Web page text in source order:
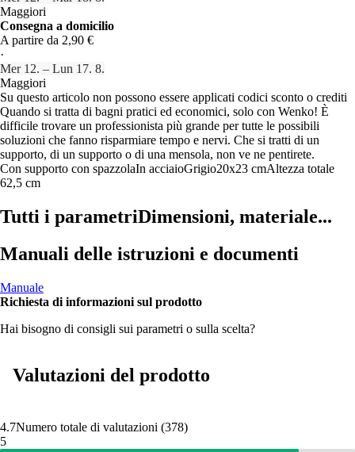
Maggiori
Consegna a domicilio
A partire da 2,90 €
·
Mer 12. – Lun 17. 8.
Maggiori
Su questo articolo non possono essere applicati codici sconto o crediti
Quando si tratta di bagni pratici ed economici, solo con Wenko! È
difficile trovare un professionista più grande per tutte le possibili
soluzioni che fanno risparmiare tempo e nervi. Che si tratti di un
supporto, di un supporto o di una mensola, non ve ne pentirete.
Con supporto con spazzolaIn acciaioGrigio20x23 cmAltezza totale
62,5 cm
Tutti i parametriDimensioni, materiale...
Manuali delle istruzioni e documenti
Manuale
Richiesta di informazioni sul prodotto
Hai bisogno di consigli sui parametri o sulla scelta?
Valutazioni del prodotto
4.7Numero totale di valutazioni (378)
5